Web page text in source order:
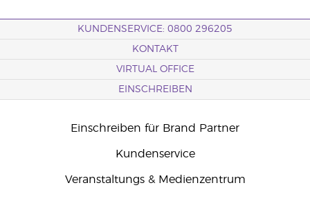
KUNDENSERVICE: 0800 296205
KONTAKT
VIRTUAL OFFICE
EINSCHREIBEN
Einschreiben für Brand Partner
Kundenservice
Veranstaltungs & Medienzentrum